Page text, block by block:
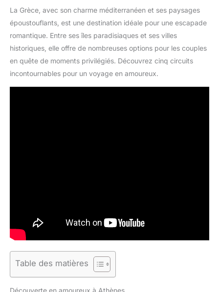
La Grèce, avec son charme méditerranéen et ses paysages
époustouflants, est une destination idéale pour une escapade
romantique. Entre ses îles paradisiaques et ses villes
historiques, elle offre de nombreuses options pour les couples
en quête de moments privilégiés. Découvrez cinq circuits
incontournables pour un voyage en amoureux.
Table des matières